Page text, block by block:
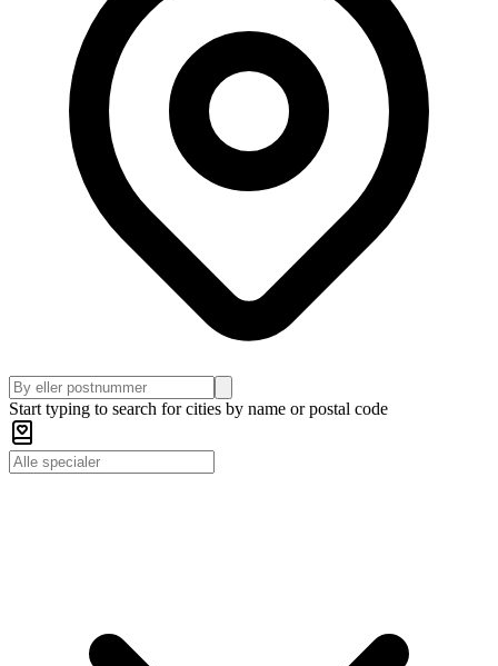
Start typing to search for cities by name or postal code